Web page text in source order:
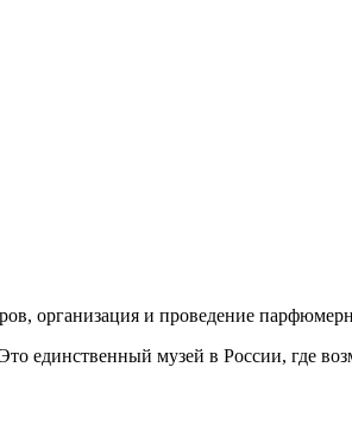
организация и проведение
единственный музей в России, где